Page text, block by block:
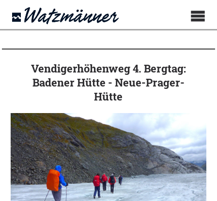
Vendigerhöhenweg 4. Bergtag:
Badener Hütte - Neue-Prager-
Hütte